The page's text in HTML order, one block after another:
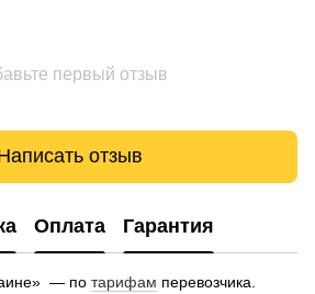
первый отзыв
отзыв
Оплата Гарантия
— по тарифам перевозчика.